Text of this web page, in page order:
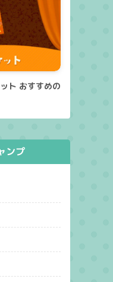
ト おすすめの
ンプ